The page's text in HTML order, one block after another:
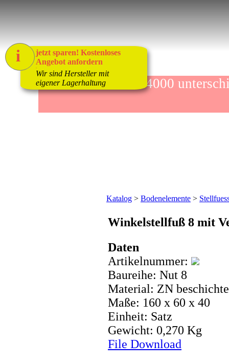
mehr als 4000
Katalog > Bodenelemente >
Winkelstellfuß 8 mit
Daten
Artikelnummer:
Baureihe: Nut 8
Material: ZN
Maße: 160 x 60 x 40
Einheit: Satz
Gewicht: 0,270 Kg
File Download
jetzt sparen! Kostenloses
Angebot anfordern
1
Wir sind Hersteller mit
eigener Lagerhaltung
i